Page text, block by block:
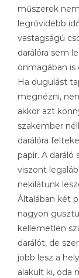
műszerek
legrövidebb
vastagságú
darálóra sem
önmagában is
Ha dugulást
megnézni,
akkor azt
szakember
darálóra
papír. A
viszont
nekilátunk
Általában két
nagyon
kellemetlen
darálót, de
jobb lesz a
alakult ki, oda